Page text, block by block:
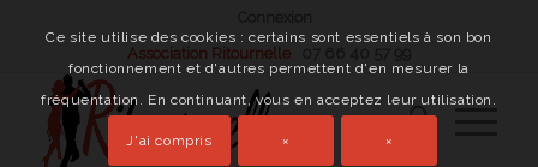
Association Ritournelle
Ce site utilise des cookies : certains sont essentiels à son bon
fonctionnement et d'autres permettent d'en mesurer la
fréquentation. En continuant, vous en acceptez leur utilisation.
J'ai compris × ×